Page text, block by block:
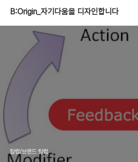
B:Origin_자기다움을 디자인합니다
칼럼/브랜드 칼럼